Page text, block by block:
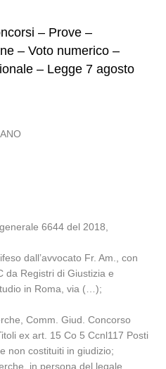
– Prove –
– Voto numerico –
– Legge 7 agosto
6644 del 2018,
dall’avvocato Fr. Am., con
da Registri di Giustizia e
in Roma, via (…);
Comm. Giud. Concorso
ex art. 15 Co 5 Ccnl117 Posti
non costituiti in giudizio;
in persona del legale